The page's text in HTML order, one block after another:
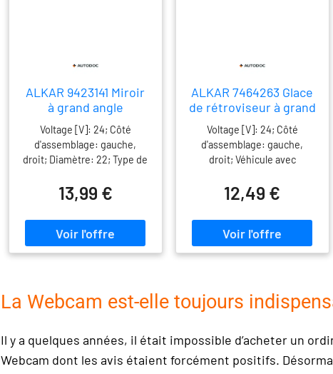
ALKAR 9423141 Miroir
à grand angle
Voltage [V]: 24; Côté
d'assemblage: gauche,
droit; Diamètre: 22; Type de
Véhicule avec direction à
gauche ou à droite: pour
véhicules avec direction à
gauche, pour véhicules avec
direction à droite;
chauffant; Rayon de
courbure [mm]: 300;
(polypropylène); Année
jusqu'à: 12/2005, 04/2006
13,99 €
ALKAR 7464263 Glace
de rétroviseur à grand
angle
Voltage [V]: 24; Côté
d'assemblage: gauche,
droit; Véhicule avec
droite: pour véhicules avec
direction à gauche, pour
véhicules avec direction à
droite; Rétroviseur
extérieur/intérieur:
jusqu'à: 03/2005
12,49 €
La Webcam est-elle toujours
Il y a quelques années, il était impossible d’acheter un
Webcam dont les avis étaient forcément positifs.